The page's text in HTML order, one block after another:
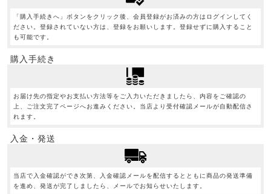
「購入手続きへ」ボタンをクリック後、会員登録がお済みの方はログインしてく
ださい。登録されていない方は、登録をお願いします。登録せずに購入すること
も可能です。
購入手続き
お届け先の指定やお支払い方法等をご入力いただきましたら、内容をご確認の
上、ご注文完了ページへお進みください。当店より受付確認メールが自動配信さ
れます。
入金・発送
当店で入金確認ができ次第、入金確認メールを配信するとともに商品の発送準備
を進め、発送が完了しましたら、メールでお知らせいたします。